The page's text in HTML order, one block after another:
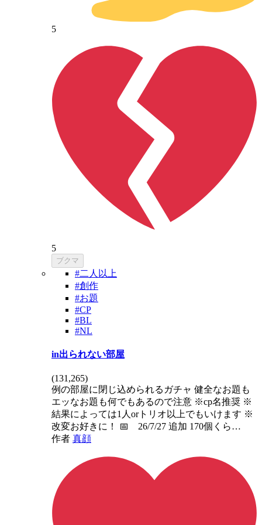
5
5
ブクマ
#二人以上
#創作
#お題
#CP
#BL
#NL
in出られない部屋
(131,265)
例の部屋に閉じ込められるガチャ 健全なお題も
エッなお題も何でもあるので注意 ※cp名推奨 ※
結果によっては1人orトリオ以上でもいけます ※
改変お好きに！ 📅 26/7/27 追加 170個くら…
作者 真顔